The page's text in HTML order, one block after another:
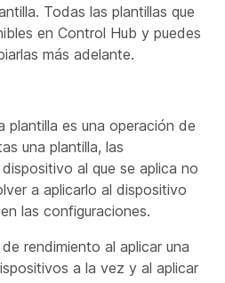
Todas las plantillas que
en Control Hub y puedes
más adelante.
plantilla es una operación de
una plantilla, las
al que se aplica no
a aplicarlo al dispositivo
las configuraciones.
rendimiento al aplicar una
a la vez y al aplicar